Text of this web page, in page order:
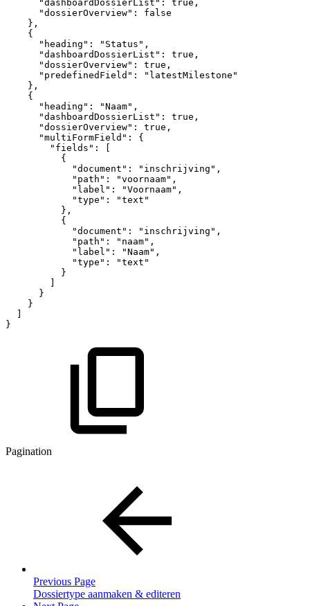
"dashboardDossierList":
true,
"dossierOverview":
false
},
{
"heading":
"Status",
"dashboardDossierList":
true,
"dossierOverview":
true,
"predefinedField":
"latestMilestone"
},
{
"heading":
"Naam",
"dashboardDossierList":
true,
"dossierOverview":
true,
"multiFormField":
{
"fields":
{
"document":
"inschrijving",
"path":
"voornaam",
"label":
"Voornaam",
"type":
"text"
},
{
"document":
"inschrijving",
"path":
"naam",
"label":
"Naam",
"type":
"text"
}
}
}
}
Pagination
Previous Page
Dossiertype aanmaken & editeren